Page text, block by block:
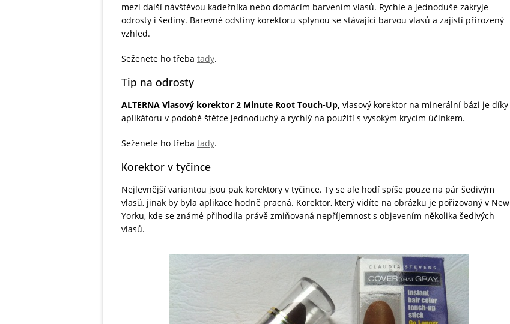
mezi další návštěvou kadeřníka nebo domácím barvením vlasů. Rychle a jednoduše zakryje
odrosty i šediny. Barevné odstíny korektoru splynou se stávající barvou vlasů a zajistí přirozený
vzhled.
Seženete ho třeba tady.
Tip na odrosty
ALTERNA Vlasový korektor 2 Minute Root Touch-Up, vlasový korektor na minerální bázi je díky
aplikátoru v podobě štětce jednoduchý a rychlý na použití s vysokým krycím účinkem.
Seženete ho třeba tady.
Korektor v tyčince
Nejlevnější variantou jsou pak korektory v tyčince. Ty se ale hodí spíše pouze na pár šedivým
vlasů, jinak by byla aplikace hodně pracná. Korektor, který vidíte na obrázku je pořizovaný v New
Yorku, kde se známé přihodila právě zmiňovaná nepříjemnost s objevením několika šedivých
vlasů.